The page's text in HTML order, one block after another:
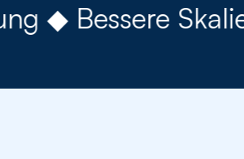
◆ Bessere